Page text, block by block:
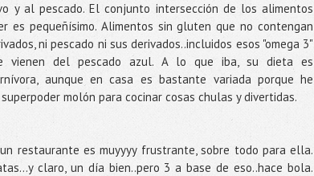
y al pescado. El conjunto intersección de los alimentos
es pequeñísimo. Alimentos sin gluten que no contengan
ni pescado ni sus derivados..incluidos esos "omega 3"
vienen del pescado azul. A lo que iba, su dieta es
aunque en casa es bastante variada porque he
molón para cocinar cosas chulas y divertidas.
restaurante es muyyyy frustrante, sobre todo para ella.
claro, un día bien..pero 3 a base de eso..hace bola.